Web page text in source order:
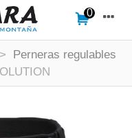
0
>
Perneras regulables